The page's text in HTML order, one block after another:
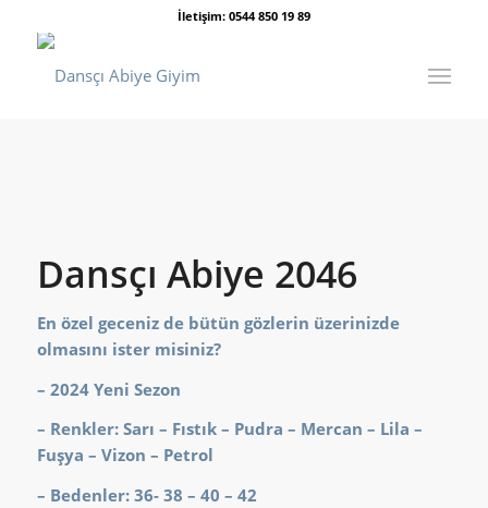
İletişim: 0544 850 19 89
Dansçı Abiye 2046
En özel geceniz de bütün gözlerin üzerinizde
olmasını ister misiniz?
– 2024 Yeni Sezon
– Renkler: Sarı – Fıstık – Pudra – Mercan – Lila –
Fuşya – Vizon – Petrol
– Bedenler: 36- 38 – 40 – 42